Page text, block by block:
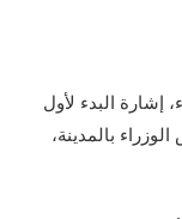
البدء لأول
بالمدينة،